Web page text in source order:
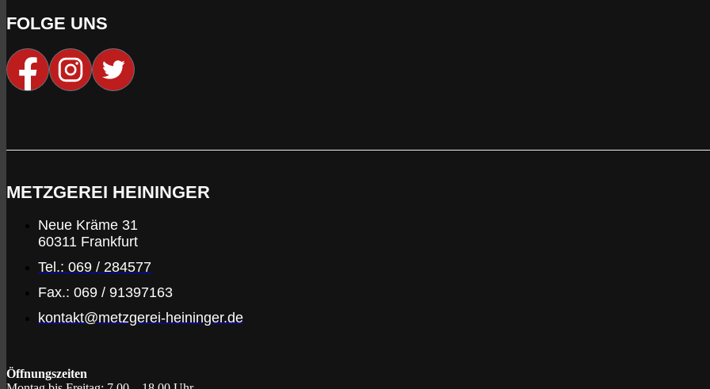
FOLGE UNS
METZGEREI HEININGER
Neue Kräme 31
60311 Frankfurt
Tel.: 069 / 284577
Fax.: 069 / 91397163
kontakt@metzgerei-heininger.de
Öffnungszeiten